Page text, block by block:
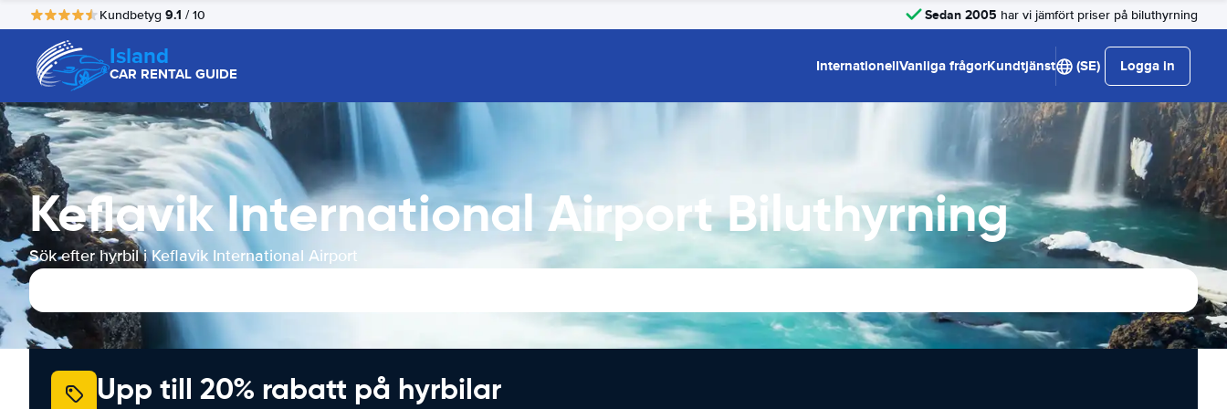
Kundbetyg 9.1 / 10 Sedan 2005 har vi jämfört priser på biluthyrning
Island
CAR RENTAL GUIDE InternationellVanliga frågorKundtjänst (SE) Logga in
Keflavik International Airport Biluthyrning
Sök efter hyrbil i Keflavik International Airport
Upp till 20% rabatt på hyrbilar